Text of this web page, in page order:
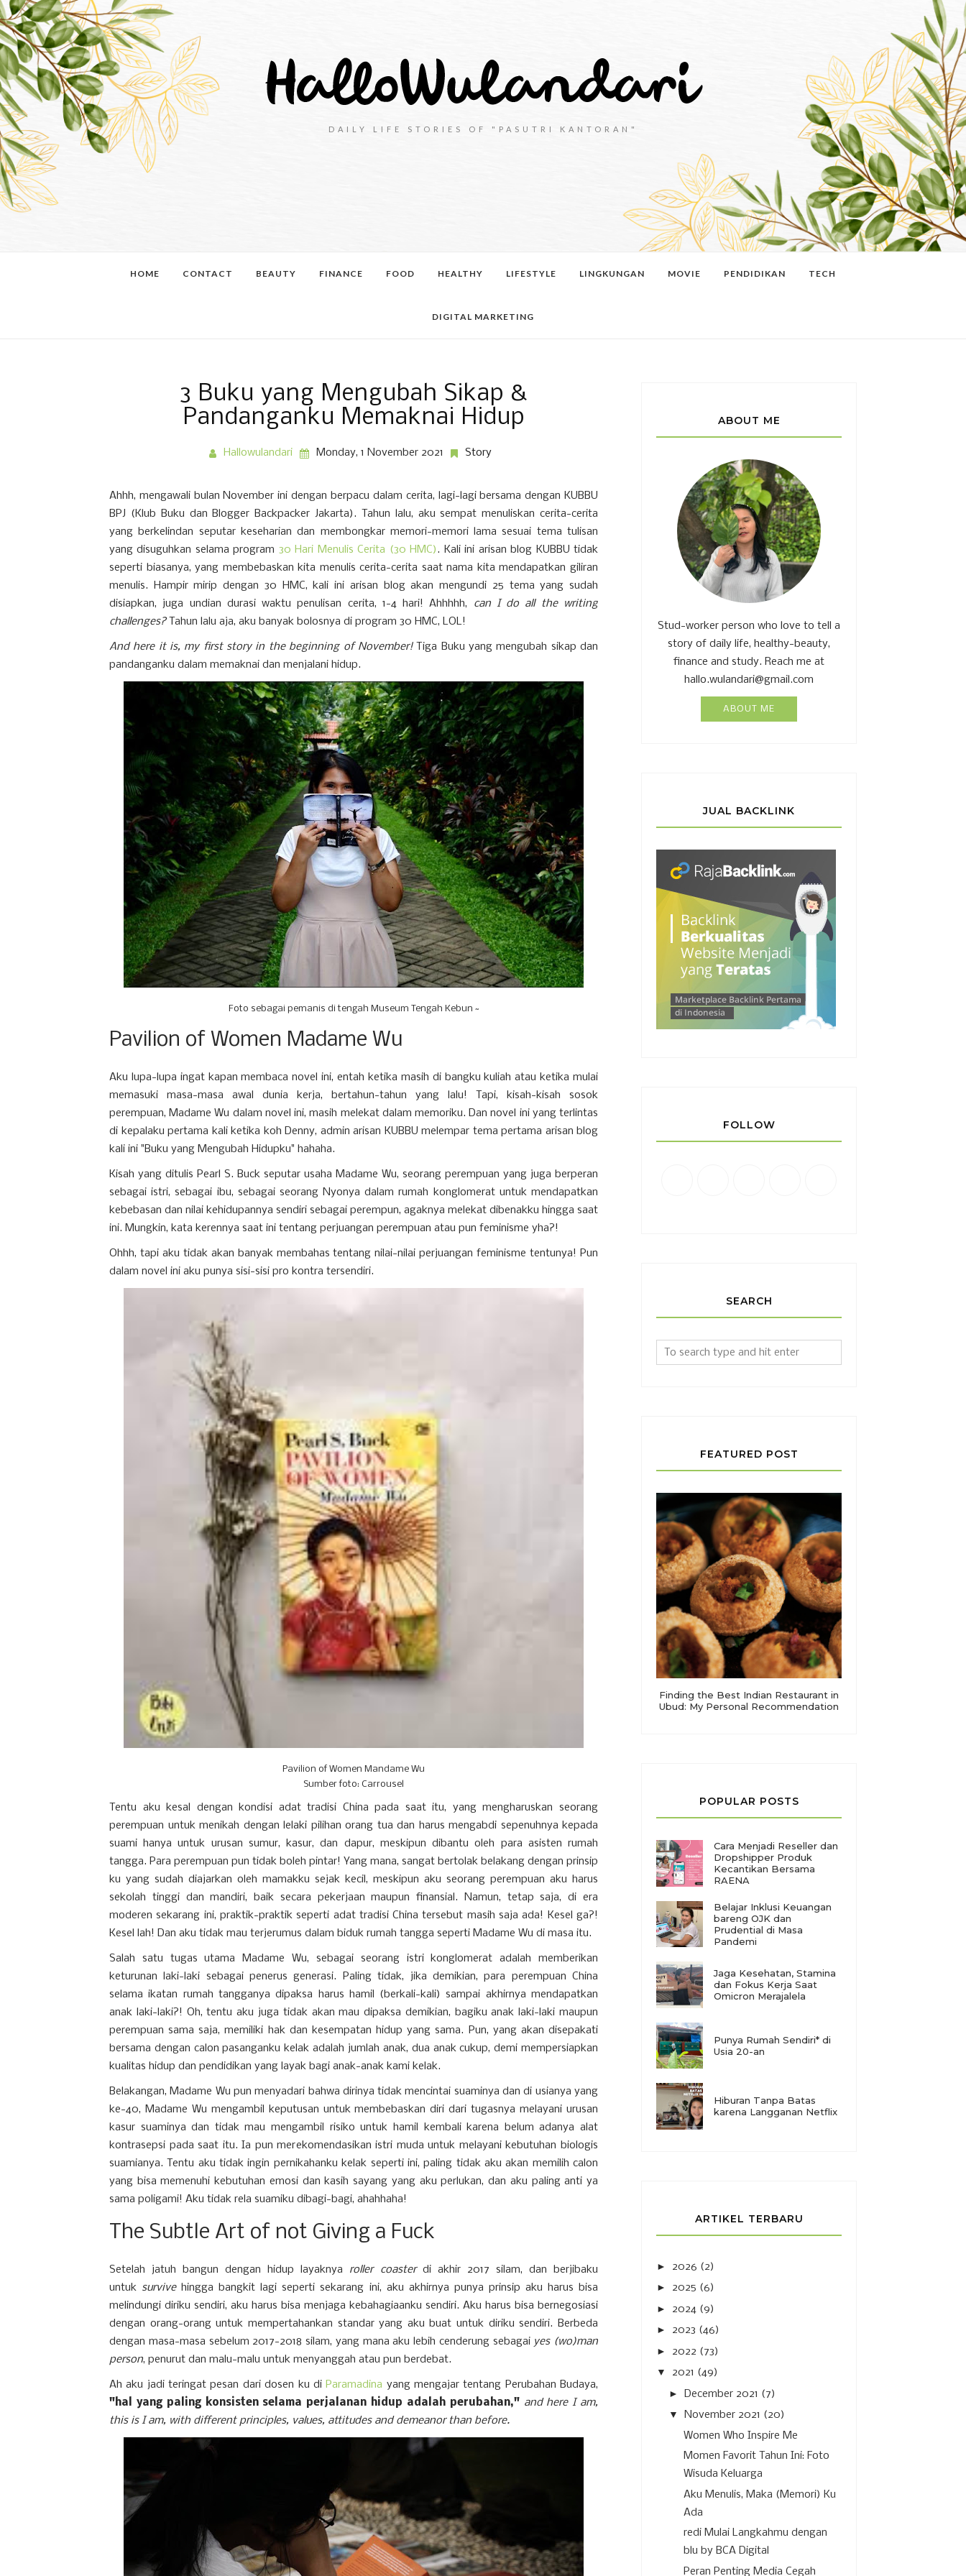
DAILY LIFE STORIES OF "PASUTRI KANTORAN"
HOME CONTACT BEAUTY FINANCE FOOD HEALTHY LIFESTYLE LINGKUNGAN MOVIE PENDIDIKAN TECH
DIGITAL MARKETING
3 Buku yang Mengubah Sikap &
Pandanganku Memaknai Hidup
Hallowulandari Monday, 1 November 2021 Story
Ahhh, mengawali bulan November ini dengan berpacu dalam cerita, lagi-lagi bersama dengan KUBBU
BPJ (Klub Buku dan Blogger Backpacker Jakarta). Tahun lalu, aku sempat menuliskan cerita-cerita
yang berkelindan seputar keseharian dan membongkar memori-memori lama sesuai tema tulisan
yang disuguhkan selama program 30 Hari Menulis Cerita (30 HMC). Kali ini arisan blog KUBBU tidak
seperti biasanya, yang membebaskan kita menulis cerita-cerita saat nama kita mendapatkan giliran
menulis. Hampir mirip dengan 30 HMC, kali ini arisan blog akan mengundi 25 tema yang sudah
disiapkan, juga undian durasi waktu penulisan cerita, 1-4 hari! Ahhhhh, can I do all the writing
challenges?
Tahun lalu aja, aku banyak bolosnya di program 30 HMC, LOL!
And here it is, my first story in the beginning of November!
Tiga Buku yang mengubah sikap dan
pandanganku dalam memaknai dan menjalani hidup.
Foto sebagai pemanis di tengah Museum Tengah Kebun ~
Pavilion of Women Madame Wu
Aku lupa-lupa ingat kapan membaca novel ini, entah ketika masih di bangku kuliah atau ketika mulai
memasuki masa-masa awal dunia kerja, bertahun-tahun yang lalu! Tapi, kisah-kisah sosok
perempuan, Madame Wu dalam novel ini, masih melekat dalam memoriku. Dan novel ini yang terlintas
di kepalaku pertama kali ketika koh Denny, admin arisan KUBBU melempar tema pertama arisan blog
kali ini "Buku yang Mengubah Hidupku" hahaha.
Kisah yang ditulis Pearl S. Buck seputar usaha Madame Wu, seorang perempuan yang juga berperan
sebagai istri, sebagai ibu, sebagai seorang Nyonya dalam rumah konglomerat untuk mendapatkan
kebebasan dan nilai kehidupannya sendiri sebagai perempun, agaknya melekat dibenakku hingga saat
ini. Mungkin, kata kerennya saat ini tentang perjuangan perempuan atau pun feminisme yha?!
Ohhh, tapi aku tidak akan banyak membahas tentang nilai-nilai perjuangan feminisme tentunya! Pun
dalam novel ini aku punya sisi-sisi pro kontra tersendiri.
Pavilion of Women Mandame Wu
Sumber foto: Carrousel
Tentu aku kesal dengan kondisi adat tradisi China pada saat itu, yang mengharuskan seorang
perempuan untuk menikah dengan lelaki pilihan orang tua dan harus mengabdi sepenuhnya kepada
suami hanya untuk urusan sumur, kasur, dan dapur, meskipun dibantu oleh para asisten rumah
tangga. Para perempuan pun tidak boleh pintar! Yang mana, sangat bertolak belakang dengan prinsip
ku yang sudah diajarkan oleh mamakku sejak kecil, meskipun aku seorang perempuan aku harus
sekolah tinggi dan mandiri, baik secara pekerjaan maupun finansial. Namun, tetap saja, di era
moderen sekarang ini, praktik-praktik seperti adat tradisi China tersebut masih saja ada! Kesel ga?!
Kesel lah! Dan aku tidak mau terjerumus dalam biduk rumah tangga seperti Madame Wu di masa itu.
Salah satu tugas utama Madame Wu, sebagai seorang istri konglomerat adalah memberikan
keturunan laki-laki sebagai penerus generasi. Paling tidak, jika demikian, para perempuan China
selama ikatan rumah tangganya dipaksa harus hamil (berkali-kali) sampai akhirnya mendapatkan
anak laki-laki?! Oh, tentu aku juga tidak akan mau dipaksa demikian, bagiku anak laki-laki maupun
perempuan sama saja, memiliki hak dan kesempatan hidup yang sama. Pun, yang akan disepakati
bersama dengan calon pasanganku kelak adalah jumlah anak, dua anak cukup, demi mempersiapkan
kualitas hidup dan pendidikan yang layak bagi anak-anak kami kelak.
Belakangan, Madame Wu pun menyadari bahwa dirinya tidak mencintai suaminya dan di usianya yang
ke-40, Madame Wu mengambil keputusan untuk membebaskan diri dari tugasnya melayani urusan
kasur suaminya dan tidak mau mengambil risiko untuk hamil kembali karena belum adanya alat
kontrasepsi pada saat itu. Ia pun merekomendasikan istri muda untuk melayani kebutuhan biologis
suamianya. Tentu aku tidak ingin pernikahanku kelak seperti ini, paling tidak aku akan memilih calon
yang bisa memenuhi kebutuhan emosi dan kasih sayang yang aku perlukan, dan aku paling anti ya
sama poligami! Aku tidak rela suamiku dibagi-bagi, ahahhaha!
The Subtle Art of not Giving a Fuck
Setelah jatuh bangun dengan hidup layaknya roller coasterdi akhir 2017 silam, dan berjibaku
untuk survivehingga bangkit lagi seperti sekarang ini, aku akhirnya punya prinsip aku harus bisa
melindungi diriku sendiri, aku harus bisa menjaga kebahagiaanku sendiri. Aku harus bisa bernegosiasi
dengan orang-orang untuk mempertahankan standar yang aku buat untuk diriku sendiri. Berbeda
dengan masa-masa sebelum 2017-2018 silam, yang mana aku lebih cenderung sebagai yes (wo)man
person, penurut dan malu-malu untuk menyanggah atau pun berdebat.
Ah aku jadi teringat pesan dari dosen ku di Paramadina yang mengajar tentang Perubahan Budaya,
"hal yang paling konsisten selama perjalanan hidup adalah perubahan," and here I am,
this is I am, with different principles, values, attitudes and demeanor than before.
ABOUT ME
Stud-worker person who love to tell a
story of daily life, healthy-beauty,
finance and study. Reach me at
hallo.wulandari@gmail.com
ABOUT ME
JUAL BACKLINK
FOLLOW
SEARCH
FEATURED POST
Finding the Best Indian Restaurant in
Ubud: My Personal Recommendation
POPULAR POSTS
Cara Menjadi Reseller dan
Dropshipper Produk
Kecantikan Bersama
RAENA
Belajar Inklusi Keuangan
bareng OJK dan
Prudential di Masa
Pandemi
Jaga Kesehatan, Stamina
dan Fokus Kerja Saat
Omicron Merajalela
Punya Rumah Sendiri* di
Usia 20-an
Hiburan Tanpa Batas
karena Langganan Netflix
ARTIKEL TERBARU
► 2026 (2)
► 2025 (6)
► 2024 (9)
► 2023 (46)
► 2022 (73)
▼
2021 (49)
►
December 2021 (7)
▼
November 2021 (20)
Women Who Inspire Me
Momen Favorit Tahun Ini: Foto
Wisuda Keluarga
Aku Menulis, Maka (Memori) Ku
Ada
redi Mulai Langkahmu dengan
blu by BCA Digital
Peran Penting Media Cegah